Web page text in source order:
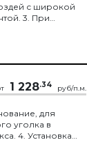
с широкой
3. При
1 228.34 руб/п.м.
для
уголка в
4. Установка